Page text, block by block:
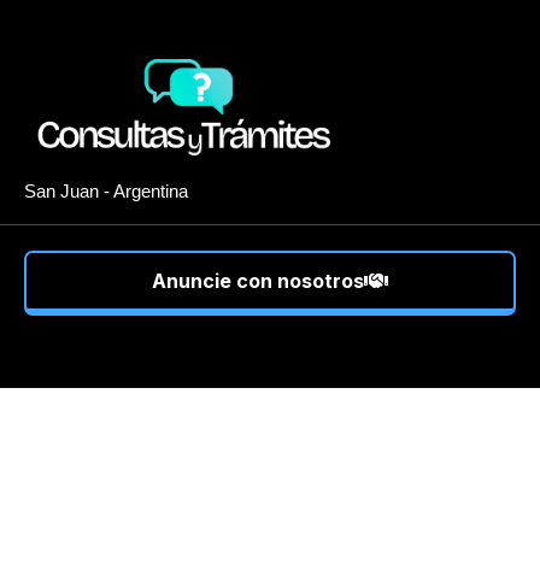
San Juan - Argentina
Anuncie con nosotros